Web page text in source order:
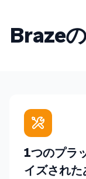
Braze
1つのプラ
イズされ